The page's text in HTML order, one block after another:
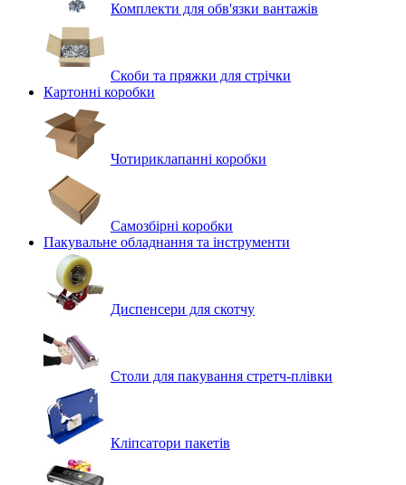
Комплекти для обв'язки вантажів
Скоби та пряжки для стрічки
Картонні коробки
Чотириклапанні коробки
Самозбірні коробки
Пакувальне обладнання та інструменти
Диспенсери для скотчу
Столи для пакування стретч-плівки
Кліпсатори пакетів